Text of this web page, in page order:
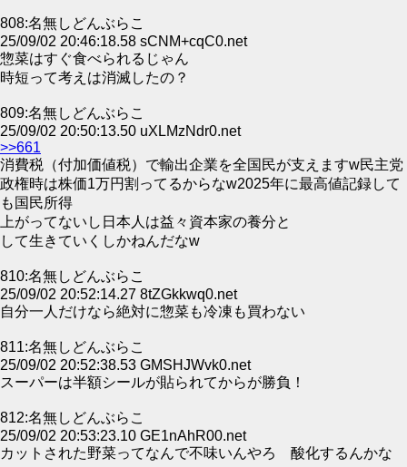
808:名無しどんぶらこ
25/09/02 20:46:18.58 sCNM+cqC0.net
惣菜はすぐ食べられるじゃん
時短って考えは消滅したの？
809:名無しどんぶらこ
25/09/02 20:50:13.50 uXLMzNdr0.net
>>661
消費税（付加価値税）で輸出企業を全国民が支えますw民主党
政権時は株価1万円割ってるからなw2025年に最高値記録して
も国民所得
上がってないし日本人は益々資本家の養分と
して生きていくしかねんだなw
810:名無しどんぶらこ
25/09/02 20:52:14.27 8tZGkkwq0.net
自分一人だけなら絶対に惣菜も冷凍も買わない
811:名無しどんぶらこ
25/09/02 20:52:38.53 GMSHJWvk0.net
スーパーは半額シールが貼られてからが勝負！
812:名無しどんぶらこ
25/09/02 20:53:23.10 GE1nAhR00.net
カットされた野菜ってなんで不味いんやろ 酸化するんかな